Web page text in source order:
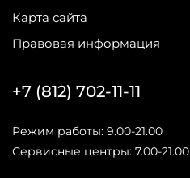
Карта сайта
Правовая информация
+7 (812) 702-11-11
Режим работы: 9.00-21.00
Сервисные центры: 7.00-21.00